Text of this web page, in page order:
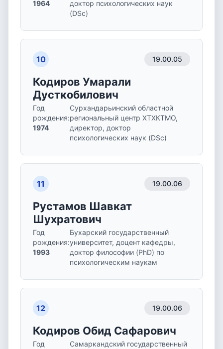
1964
доктор психологических наук
(DSc)
10 19.00.05
Кодиров Умарали
Дусткобилович
Год
рождения:
1974
Сурхандарьинский областной
региональный центр ХТХКТМО,
директор, доктор
психологических наук (DSc)
11 19.00.06
Рустамов Шавкат
Шухратович
Год
рождения:
1993
Бухарский государственный
университет, доцент кафедры,
доктор философии (PhD) по
психологическим наукам
12 19.00.06
Кодиров Обид Сафарович
Год
Самаркандский государственный